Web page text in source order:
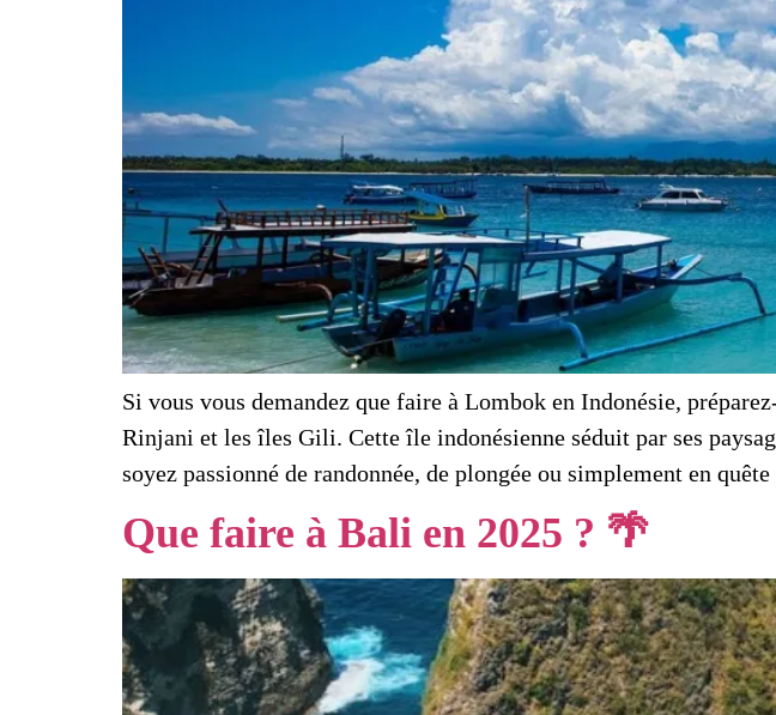
Si vous vous demandez que faire à Lombok en Indonésie,
Rinjani et les îles Gili. Cette île indonésienne séduit par ses
soyez passionné de randonnée, de plongée ou simplement en
Que faire à Bali en 2025 ? 🌴